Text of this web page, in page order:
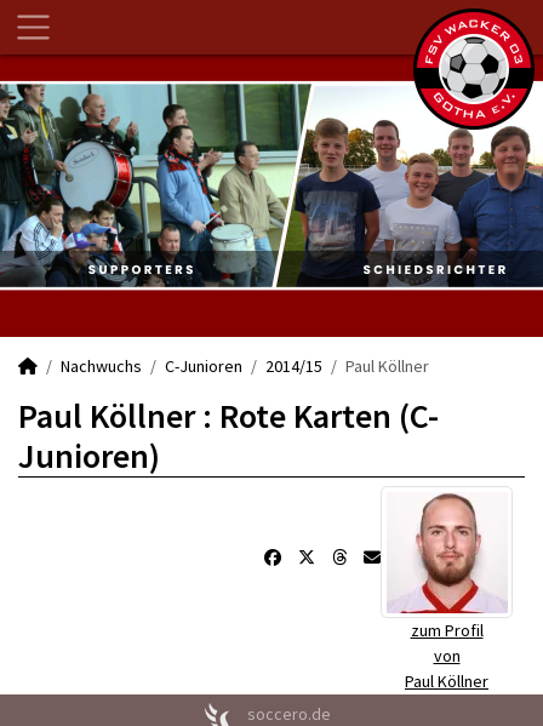
Nachwuchs C-Junioren 2014/15 Paul Köllner
Paul Köllner : Rote Karten (C-
Junioren)
zum Profil
von
Paul Köllner
soccero.de